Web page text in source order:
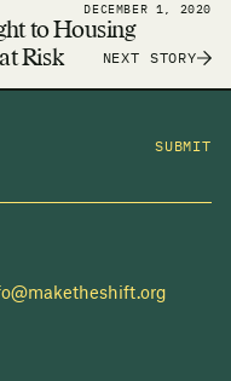
DECEMBER 1, 2020
to Housing
Risk
NEXT STORY
SUBMIT